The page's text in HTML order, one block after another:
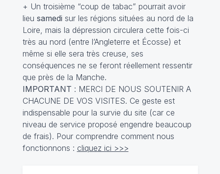
+ Un troisième “coup de tabac” pourrait avoir
lieu samedi sur les régions situées au nord de la
Loire, mais la dépression circulera cette fois-ci
très au nord (entre l’Angleterre et Écosse) et
même si elle sera très creuse, ses
conséquences ne se feront réellement ressentir
que près de la Manche.
IMPORTANT : MERCI DE NOUS SOUTENIR A
CHACUNE DE VOS VISITES. Ce geste est
indispensable pour la survie du site (car ce
niveau de service proposé engendre beaucoup
de frais). Pour comprendre comment nous
fonctionnons : cliquez ici >>>